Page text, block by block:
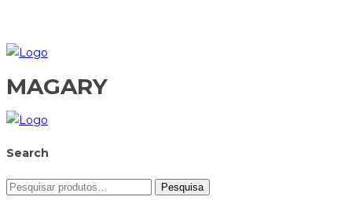
MAGARY
Search
Pesquisa